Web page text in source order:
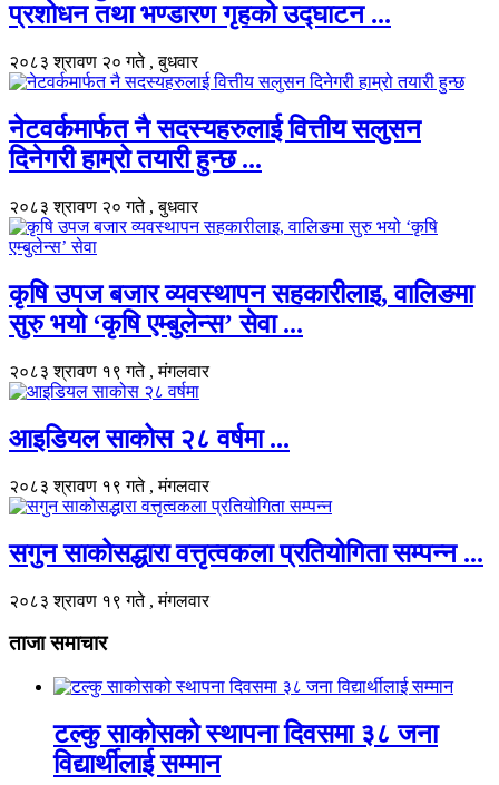
प्रशोधन तथा भण्डारण गृहको उद्घाटन ...
२०८३ श्रावण २० गते , बुधवार
नेटवर्कमार्फत नै सदस्यहरुलाई वित्तीय सलुसन
दिनेगरी हाम्रो तयारी हुन्छ ...
२०८३ श्रावण २० गते , बुधवार
कृषि उपज बजार व्यवस्थापन सहकारीलाइ, वालिङमा
सुरु भयो ‘कृषि एम्बुलेन्स’ सेवा ...
२०८३ श्रावण १९ गते , मंगलवार
आइडियल साकोस २८ वर्षमा ...
२०८३ श्रावण १९ गते , मंगलवार
सगुन साकोसद्धारा वत्तृत्वकला प्रतियोगिता सम्पन्न ...
२०८३ श्रावण १९ गते , मंगलवार
ताजा समाचार
टल्कु साकोसको स्थापना दिवसमा ३८ जना
विद्यार्थीलाई सम्मान